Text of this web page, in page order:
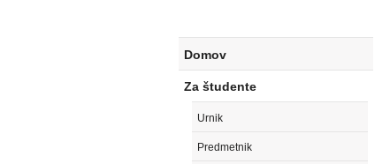
Domov
Za študente
Urnik
Predmetnik